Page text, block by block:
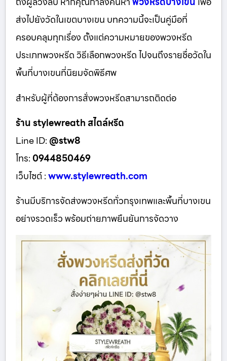
ส่งไปยังวัดในเขตบางเขน บทความนี้จะเป็นคู่มือที่
ครอบคลุมทุกเรื่อง ตั้งแต่ความหมายของพวงหรีด
ประเภทพวงหรีด วิธีเลือกพวงหรีด ไปจนถึงรายชื่อวัดใน
พื้นที่บางเขนที่นิยมจัดพิธีศพ
สำหรับผู้ที่ต้องการสั่งพวงหรีดสามารถติดต่อ
ร้าน stylewreath สไตล์หรีด
Line ID: @stw8
โทร: 0944850469
เว็บไซต์ :www.stylewreath.com
ร้านมีบริการจัดส่งพวงหรีดทั่วกรุงเทพและพื้นที่บางเขน
อย่างรวดเร็ว พร้อมถ่ายภาพยืนยันการจัดวาง